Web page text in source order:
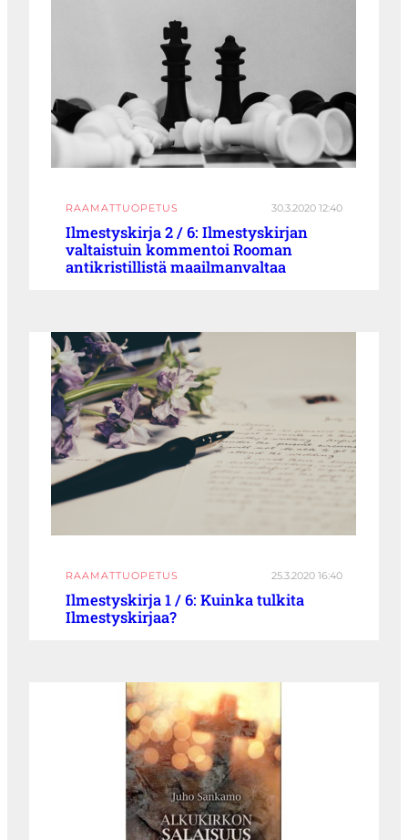
RAAMATTUOPETUS 30.3.2020 12:40
Ilmestyskirja 2 / 6: Ilmestyskirjan
valtaistuin kommentoi Rooman
antikristillistä maailmanvaltaa
RAAMATTUOPETUS 25.3.2020 16:40
Ilmestyskirja 1 / 6: Kuinka tulkita
Ilmestyskirjaa?